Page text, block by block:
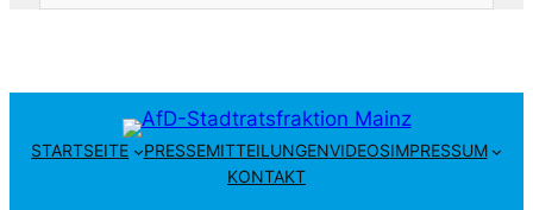
STARTSEITE PRESSEMITTEILUNGENVIDEOSIMPRESSUM
KONTAKT